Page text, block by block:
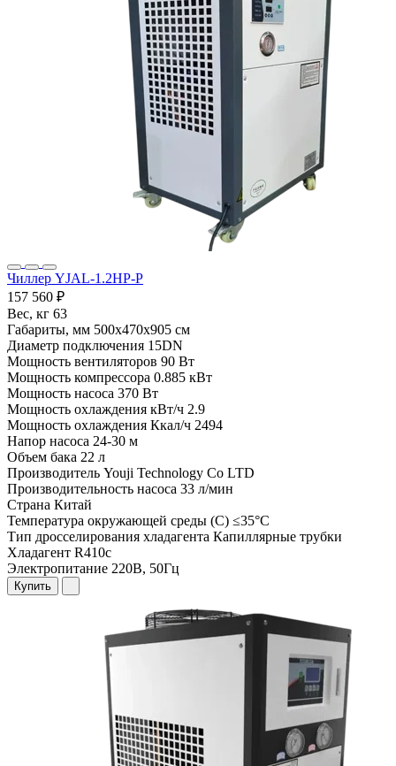
Чиллер YJAL-1.2HP-P
157 560 ₽
Вес, кг 63
Габариты, мм 500x470x905 см
Диаметр подключения 15DN
Мощность вентиляторов 90 Вт
Мощность компрессора 0.885 кВт
Мощность насоса 370 Вт
Мощность охлаждения кВт/ч 2.9
Мощность охлаждения Ккал/ч 2494
Напор насоса 24-30 м
Объем бака 22 л
Производитель Youji Technology Co LTD
Производительность насоса 33 л/мин
Страна Китай
Температура окружающей среды (С) ≤35°C
Тип дросселирования хладагента Капиллярные трубки
Хладагент R410c
Электропитание 220В, 50Гц
Купить